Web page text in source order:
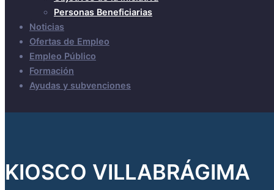
Personas Beneficiarias
Noticias
Ofertas de Empleo
Empleo Público
Formación
Ayudas y subvenciones
KIOSCO VILLABRÁGIMA